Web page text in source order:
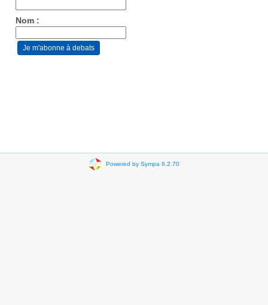
Nom :
Powered by Sympa 6.2.70